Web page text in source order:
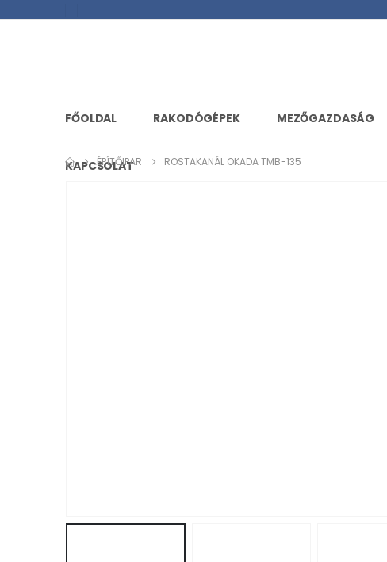
FŐOLDAL RAKODÓGÉPEK MEZŐGAZDASÁG
KAPCSOLAT
ÉPÍTŐIPAR ROSTAKANÁL OKADA TMB-135